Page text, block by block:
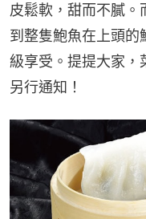
皮鬆軟，甜而不膩
到整隻鮑魚在上頭的
級享受。提提大家，
另行通知！